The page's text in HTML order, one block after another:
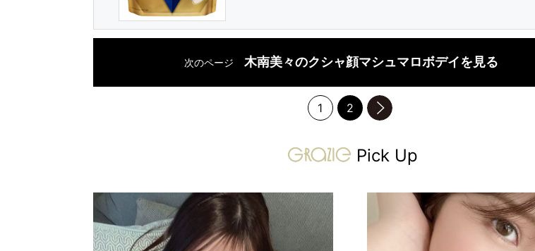
次のページ 木南美々のクシャ顔マシュマロボデイを見る
1 2
次のページへ
gravure-grazie
Pick Up